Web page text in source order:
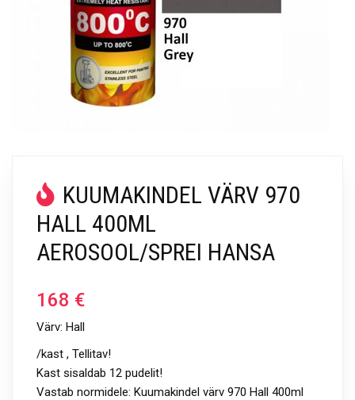
KUUMAKINDEL VÄRV 970
HALL 400ML
AEROSOOL/SPREI HANSA
168 €
Värv: Hall
/kast , Tellitav!
Kast sisaldab 12 pudelit!
Vastab normidele: Kuumakindel värv 970 Hall 400ml